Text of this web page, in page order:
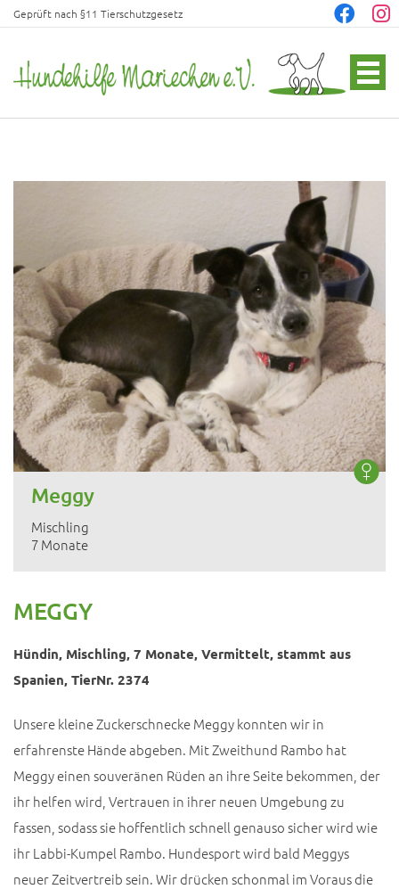
Geprüft nach §11 Tierschutzgesetz
Meggy
Mischling
7 Monate
MEGGY
Hündin, Mischling, 7 Monate, Vermittelt, stammt aus
Spanien, TierNr. 2374
Unsere kleine Zuckerschnecke Meggy konnten wir in
erfahrenste Hände abgeben. Mit Zweithund Rambo hat
Meggy einen souveränen Rüden an ihre Seite bekommen, der
ihr helfen wird, Vertrauen in ihrer neuen Umgebung zu
fassen, sodass sie hoffentlich schnell genauso sicher wird wie
ihr Labbi-Kumpel Rambo. Hundesport wird bald Meggys
neuer Zeitvertreib sein. Wir drücken schonmal im Voraus die